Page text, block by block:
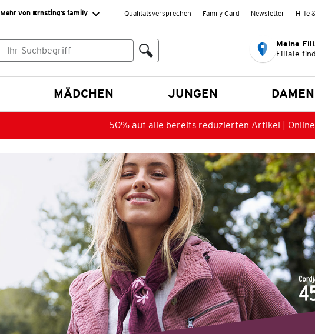
Mehr von Ernsting’s family Qualitätsversprechen Family Card Newsletter Hilfe
Meine
Filiale
MÄDCHEN JUNGEN DAMEN
50% auf alle bereits reduzierten Artikel |